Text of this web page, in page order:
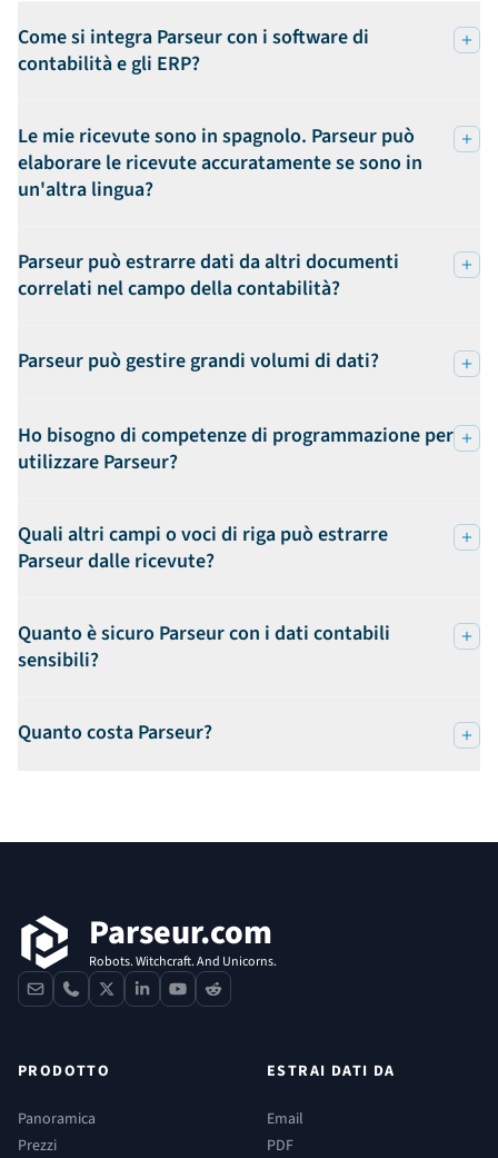
Come si integra Parseur con i software di
contabilità e gli ERP?
Le mie ricevute sono in spagnolo. Parseur può
elaborare le ricevute accuratamente se sono in
un'altra lingua?
Parseur può estrarre dati da altri documenti
correlati nel campo della contabilità?
Parseur può gestire grandi volumi di dati?
Ho bisogno di competenze di programmazione per
utilizzare Parseur?
Quali altri campi o voci di riga può estrarre
Parseur dalle ricevute?
Quanto è sicuro Parseur con i dati contabili
sensibili?
Quanto costa Parseur?
Parseur.com
Robots. Witchcraft. And Unicorns.
contactphone
x linkedinyoutube
reddit
PRODOTTO
Panoramica
Prezzi
ESTRAI DATI DA
Email
PDF